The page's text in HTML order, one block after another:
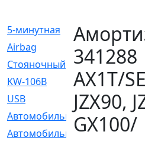
5-минутная
[1]
Airbag
[18]
Cтояночный
[1]
KW-106B
[0]
USB
[6]
Автомобильное
[6]
Автомобильный
[6]
341288
AX1T/
JZX90,
GX100/